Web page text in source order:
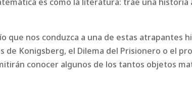
nos conduzca a una de estas atrapantes
de Konigsberg, el Dilema del Prisionero o el
conocer algunos de los tantos objetos